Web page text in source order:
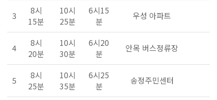
3
8시
15분
10시
25분
6시15
분
우성 아파트
4
8시
20분
10시
30분
6시20
분
안목 버스정류장
5
8시
25분
10시
35분
6시25
분
송정주민센터